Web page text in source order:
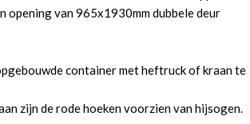
opening van 965x1930mm dubbele deur
container met heftruck of kraan te
zijn de rode hoeken voorzien van hijsogen.